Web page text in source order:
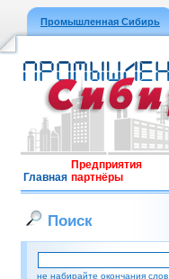
Промышленная Сибирь
Главная
Предприятия
партнёры
Поиск
не набирайте окончания слов